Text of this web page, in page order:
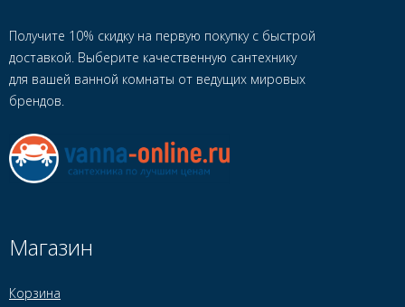
Получите 10% скидку на первую покупку с быстрой
доставкой. Выберите качественную сантехнику
для вашей ванной комнаты от ведущих мировых
брендов.
Магазин
Корзина